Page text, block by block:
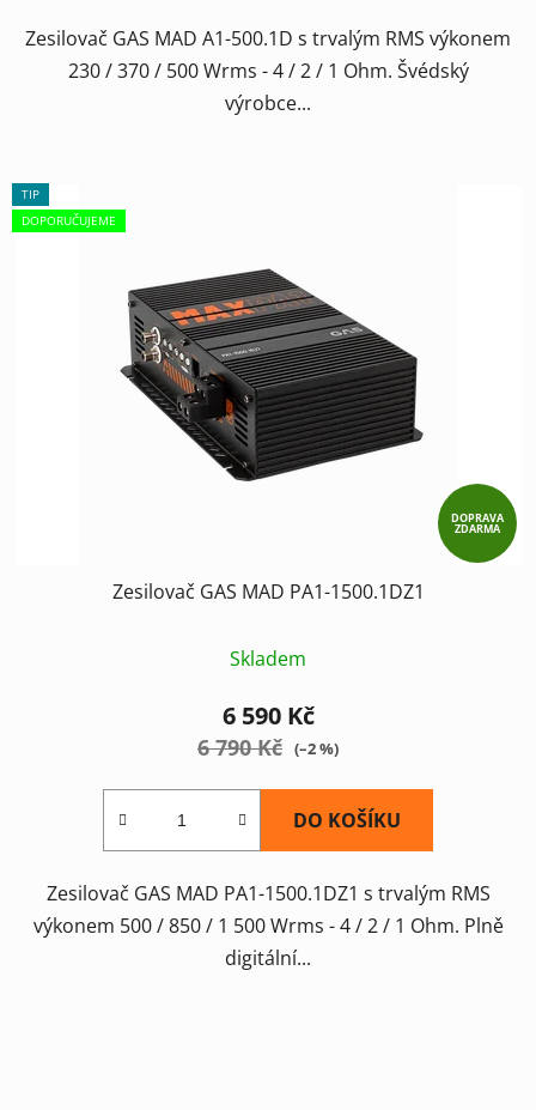
Zesilovač GAS MAD A1-500.1D s trvalým RMS výkonem
230 / 370 / 500 Wrms - 4 / 2 / 1 Ohm. Švédský
výrobce...
TIP
DOPORUČUJEME
DOPRAVA
ZDARMA
Zesilovač GAS MAD PA1-1500.1DZ1
Skladem
6 590 Kč
6 790 Kč (–2 %)
DO KOŠÍKU
Zesilovač GAS MAD PA1-1500.1DZ1 s trvalým RMS
výkonem 500 / 850 / 1 500 Wrms - 4 / 2 / 1 Ohm. Plně
digitální...